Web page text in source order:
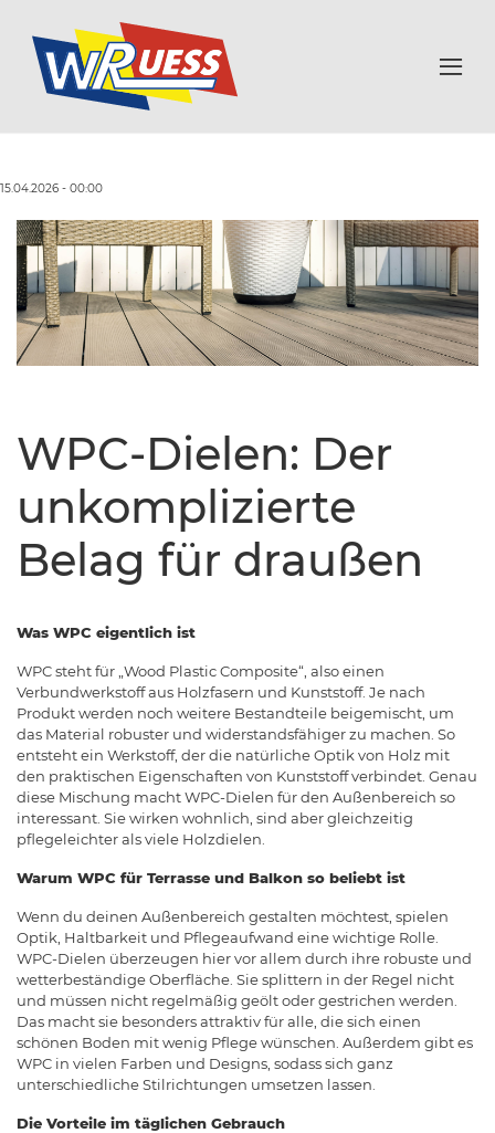
15.04.2026 - 00:00
WPC-Dielen: Der
unkomplizierte
Belag für draußen
Was WPC eigentlich ist
WPC steht für „Wood Plastic Composite“, also einen
Verbundwerkstoff aus Holzfasern und Kunststoff. Je nach
Produkt werden noch weitere Bestandteile beigemischt, um
das Material robuster und widerstandsfähiger zu machen. So
entsteht ein Werkstoff, der die natürliche Optik von Holz mit
den praktischen Eigenschaften von Kunststoff verbindet. Genau
diese Mischung macht WPC-Dielen für den Außenbereich so
interessant. Sie wirken wohnlich, sind aber gleichzeitig
pflegeleichter als viele Holzdielen.
Warum WPC für Terrasse und Balkon so beliebt ist
Wenn du deinen Außenbereich gestalten möchtest, spielen
Optik, Haltbarkeit und Pflegeaufwand eine wichtige Rolle.
WPC-Dielen überzeugen hier vor allem durch ihre robuste und
wetterbeständige Oberfläche. Sie splittern in der Regel nicht
und müssen nicht regelmäßig geölt oder gestrichen werden.
Das macht sie besonders attraktiv für alle, die sich einen
schönen Boden mit wenig Pflege wünschen. Außerdem gibt es
WPC in vielen Farben und Designs, sodass sich ganz
unterschiedliche Stilrichtungen umsetzen lassen.
Die Vorteile im täglichen Gebrauch